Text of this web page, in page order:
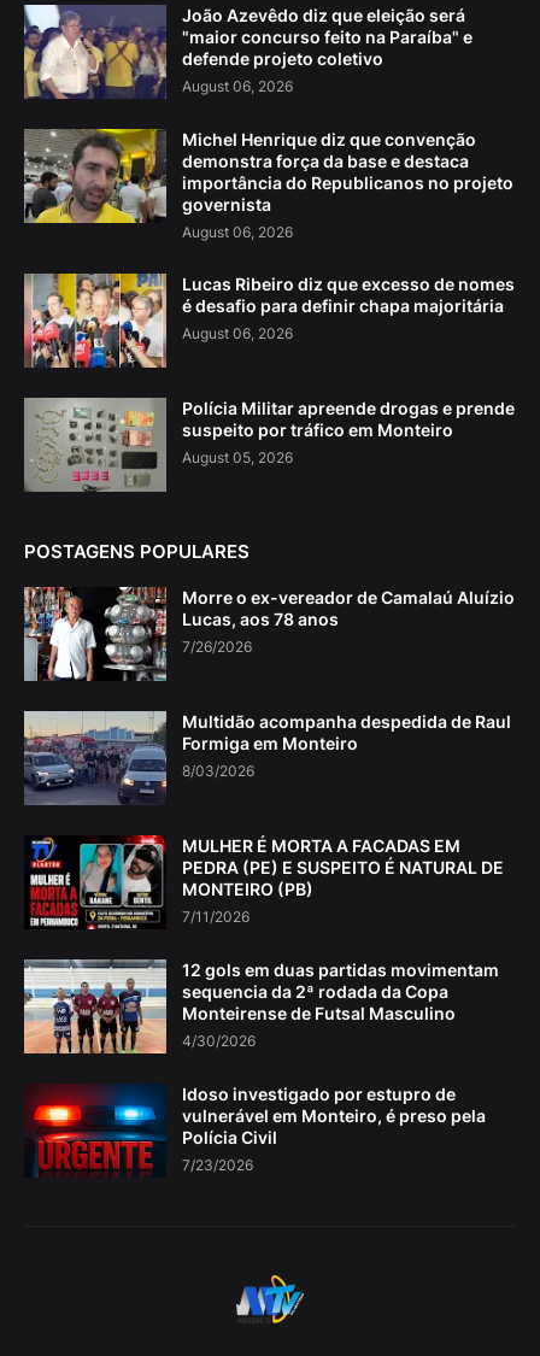
João Azevêdo diz que eleição será
"maior concurso feito na Paraíba" e
defende projeto coletivo
August 06, 2026
Michel Henrique diz que convenção
demonstra força da base e destaca
importância do Republicanos no projeto
governista
August 06, 2026
Lucas Ribeiro diz que excesso de nomes
é desafio para definir chapa majoritária
August 06, 2026
Polícia Militar apreende drogas e prende
suspeito por tráfico em Monteiro
August 05, 2026
POSTAGENS POPULARES
Morre o ex-vereador de Camalaú Aluízio
Lucas, aos 78 anos
7/26/2026
Multidão acompanha despedida de Raul
Formiga em Monteiro
8/03/2026
MULHER É MORTA A FACADAS EM
PEDRA (PE) E SUSPEITO É NATURAL DE
MONTEIRO (PB)
7/11/2026
12 gols em duas partidas movimentam
sequencia da 2ª rodada da Copa
Monteirense de Futsal Masculino
4/30/2026
Idoso investigado por estupro de
vulnerável em Monteiro, é preso pela
Polícia Civil
7/23/2026